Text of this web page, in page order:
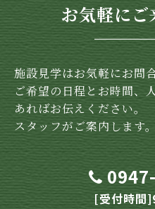
お気軽に
施設見学はお気軽にお問
ご希望の日程とお時間、
あればお伝えください。
スタッフがご案内します。
[受付時間